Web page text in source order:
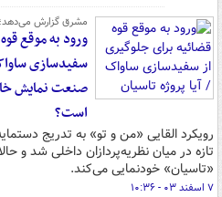
مشرق گزارش می‌دهد؛
ورود به موقع
سفیدسازی
صنعت نمایش
است؟
رویکرد القایی «من و تو» به تدریج
تازه در میان نظریه‌پردازان داخلی شد و
«تاسیان» خودنمایی می‌کند.
۷ اسفند ۰۳ - ۱۰:۳۶